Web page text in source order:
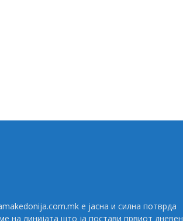
е јасна и силна потврда
на линијата што ја постави првиот дневен